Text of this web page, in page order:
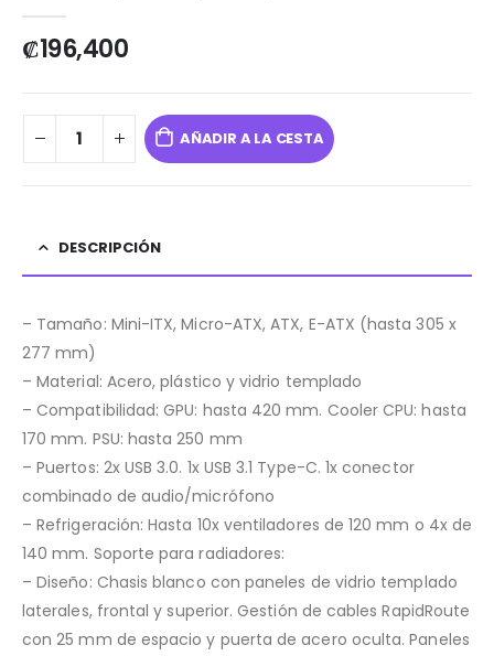
₡196,400
AÑADIR A LA CESTA
DESCRIPCIÓN
– Tamaño: Mini-ITX, Micro-ATX, ATX, E-ATX (hasta 305 x
277 mm)
– Material: Acero, plástico y vidrio templado
– Compatibilidad: GPU: hasta 420 mm. Cooler CPU: hasta
170 mm. PSU: hasta 250 mm
– Puertos: 2x USB 3.0. 1x USB 3.1 Type-C. 1x conector
combinado de audio/micrófono
– Refrigeración: Hasta 10x ventiladores de 120 mm o 4x de
140 mm. Soporte para radiadores:
– Diseño: Chasis blanco con paneles de vidrio templado
laterales, frontal y superior. Gestión de cables RapidRoute
con 25 mm de espacio y puerta de acero oculta. Paneles